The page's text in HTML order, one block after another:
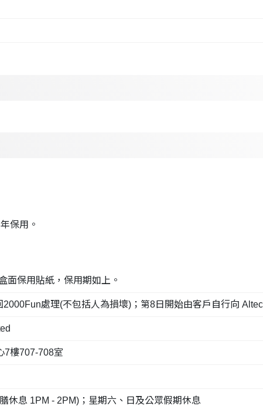
保用。
面保用貼紙，保用期如上。
處理(不包括人為損壞)；第8日開始由客戶自行向
7樓707-708室
休息 1PM - 2PM)；星期六、日及公眾假期休息